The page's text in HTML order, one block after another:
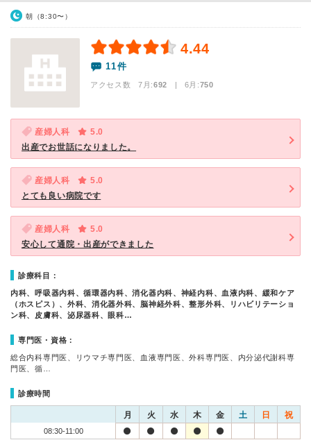
朝（8:30〜）
4.44
11件
アクセス数 7月:692 | 6月:750
産婦人科
5.0
出産でお世話になりました。
産婦人科
5.0
とても良い病院です
産婦人科
5.0
安心して通院・出産ができました
診療科目：
内科、呼吸器内科、循環器内科、消化器内科、神経内科、血液内科、緩和ケア
（ホスピス）、外科、消化器外科、脳神経外科、整形外科、リハビリテーショ
ン科、皮膚科、泌尿器科、眼科…
専門医・資格：
総合内科専門医、リウマチ専門医、血液専門医、外科専門医、内分泌代謝科専
門医、循…
診療時間
月 火 水 木 金 土 日 祝
08:30-11:00